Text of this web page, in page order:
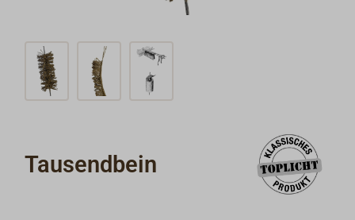
Tausendbein